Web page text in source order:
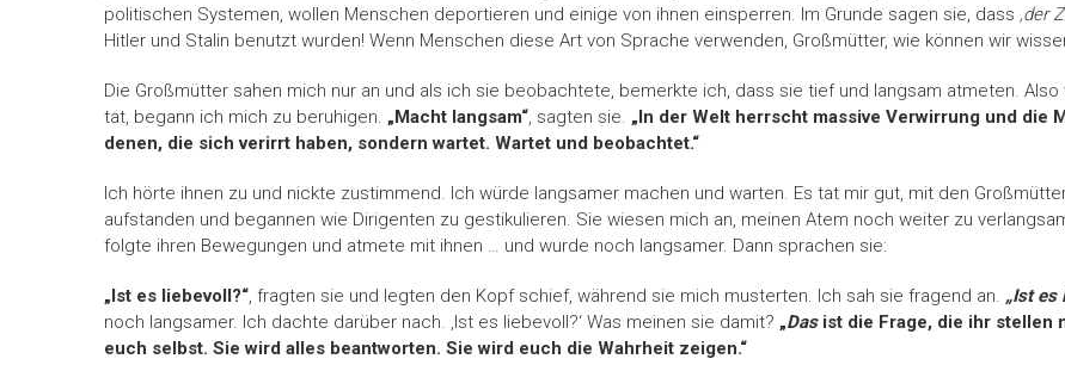
politischen Systemen, wollen Menschen deportieren und einige von ihnen einsperren. Im Grunde sagen sie, dass ‚der
Hitler und Stalin benutzt wurden! Wenn Menschen diese Art von Sprache verwenden, Großmütter, wie können wir
Die Großmütter sahen mich nur an und als ich sie beobachtete, bemerkte ich, dass sie tief und langsam atmeten.
tat, begann ich mich zu beruhigen. „Macht langsam“, sagten sie. „In der Welt herrscht massive Verwirrung und
denen, die sich verirrt haben, sondern wartet. Wartet und beobachtet.“
Ich hörte ihnen zu und nickte zustimmend. Ich würde langsamer machen und warten. Es tat mir gut, mit den
aufstanden und begannen wie Dirigenten zu gestikulieren. Sie wiesen mich an, meinen Atem noch weiter zu
folgte ihren Bewegungen und atmete mit ihnen … und wurde noch langsamer. Dann sprachen sie:
„Ist es liebevoll?“, fragten sie und legten den Kopf schief, während sie mich musterten. Ich sah sie fragend an. „Ist es
noch langsamer. Ich dachte darüber nach. ‚Ist es liebevoll?‘ Was meinen sie damit? „Dasist die Frage, die ihr stellen
euch selbst. Sie wird alles beantworten. Sie wird euch die Wahrheit zeigen.“